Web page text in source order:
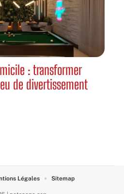
: transformer
de divertissement
Légales Sitemap